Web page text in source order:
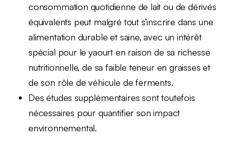
consommation quotidienne de lait ou de dérivés
équivalents peut malgré tout s’inscrire dans une
alimentation durable et saine, avec un intérêt
spécial pour le yaourt en raison de sa richesse
nutritionnelle, de sa faible teneur en graisses et
de son rôle de véhicule de ferments.
Des études supplémentaires sont toutefois
nécessaires pour quantifier son impact
environnemental.